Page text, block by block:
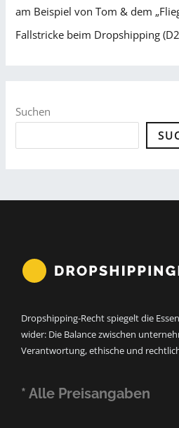
am Beispiel von Tom & dem
Fallstricke beim Dropshipping
Suchen
Dropshipping-Recht spiegelt die
wider: Die Balance zwischen
Verantwortung, ethische und
* Alle Preisangaben